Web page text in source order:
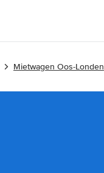
Mietwagen Oos-Londen